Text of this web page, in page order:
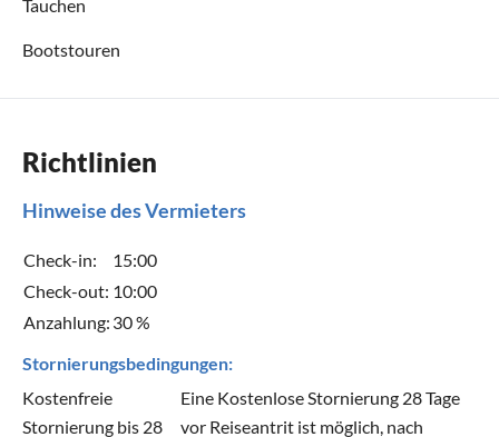
Tauchen
Bootstouren
Richtlinien
Hinweise des Vermieters
Check-in:
15:00
Check-out: 10:00
Anzahlung: 30 %
Stornierungsbedingungen:
Kostenfreie
Stornierung bis 28
Eine Kostenlose Stornierung 28 Tage
vor Reiseantrit ist möglich, nach